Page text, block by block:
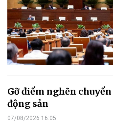
Gỡ điểm nghẽn
động sản
07/08/2026 16:05